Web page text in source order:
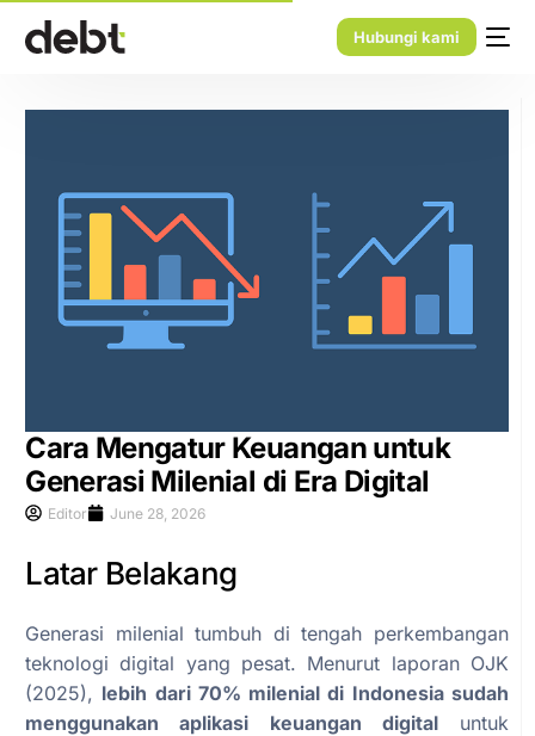
Hubungi kami
Cara Mengatur Keuangan untuk
Generasi Milenial di Era Digital
Editor June 28, 2026
Latar Belakang
Generasi milenial tumbuh di tengah perkembangan
teknologi digital yang pesat. Menurut laporan OJK
(2025), lebih dari 70% milenial di Indonesia sudah
menggunakan aplikasi keuangan digitaluntuk